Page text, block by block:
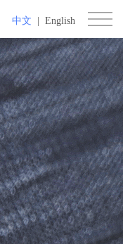
中文 English